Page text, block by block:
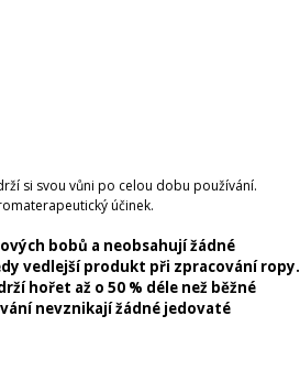
si svou vůni po celou dobu používání.
účinek.
bobů a neobsahují žádné
vedlejší produkt při zpracování ropy.
hořet až o 50 % déle než běžné
nevznikají žádné jedovaté